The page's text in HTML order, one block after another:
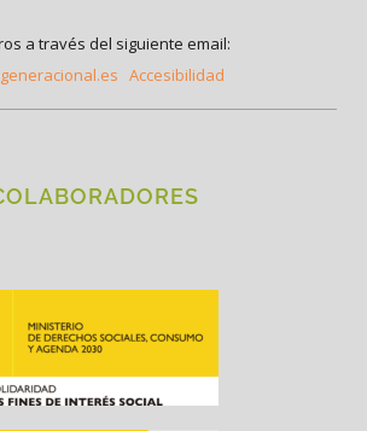
a través del siguiente email:
Accesibilidad